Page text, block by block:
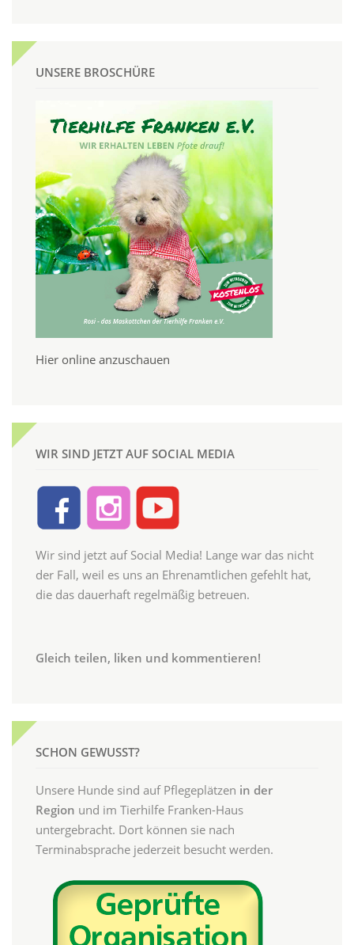
UNSERE BROSCHÜRE
Hier online anzuschauen
WIR SIND JETZT AUF SOCIAL MEDIA
Wir sind jetzt auf Social Media! Lange war das nicht
der Fall, weil es uns an Ehrenamtlichen gefehlt hat,
die das dauerhaft regelmäßig betreuen.
Gleich teilen, liken und kommentieren!
SCHON GEWUSST?
Unsere Hunde sind auf Pflegeplätzen in der
Region und im Tierhilfe Franken-Haus
untergebracht. Dort können sie nach
Terminabsprache jederzeit besucht werden.